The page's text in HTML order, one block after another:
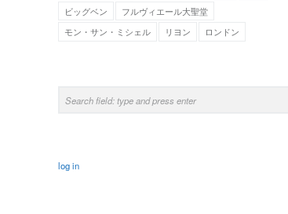
ビッグベン
フルヴィエール大聖堂
モン・サン・ミシェル
リヨン ロンドン
log in